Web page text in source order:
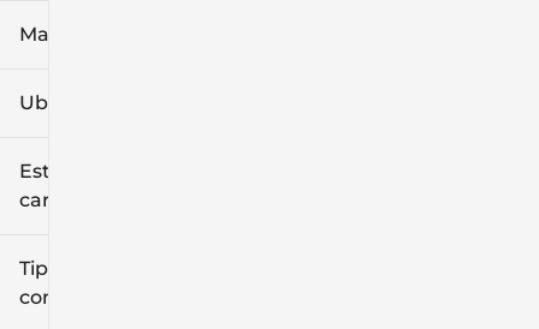
Marca
Ubicación
Estilo de
carrocería
Tipo de
combustible